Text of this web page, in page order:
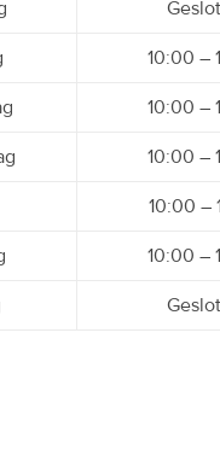
10:00 –
10:00 –
10:00 –
10:00 –
10:00 –